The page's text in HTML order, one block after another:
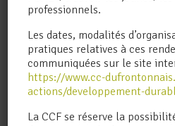
professionnels.
Les dates, modalités
pratiques relatives à ces
communiquées sur le site
https://www.cc-
actions/developpement-
La CCF se réserve la